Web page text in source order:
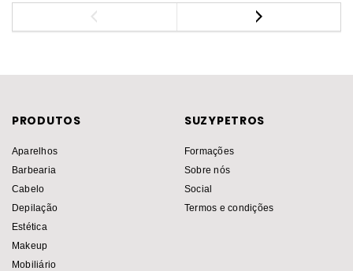
PRODUTOS
Aparelhos
Barbearia
Cabelo
Depilação
Estética
Makeup
Mobiliário
SUZYPETROS
Formações
Sobre nós
Social
Termos e condições